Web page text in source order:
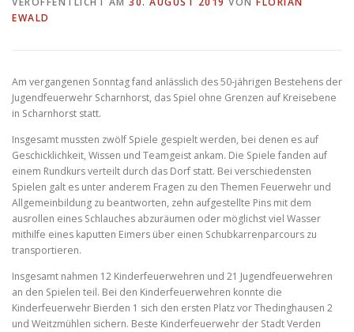
TIPPS/TRICKS
EWALD
Am vergangenen Sonntag fand anlässlich des 50-jährigen Bestehens der
Jugendfeuerwehr Scharnhorst, das Spiel ohne Grenzen auf Kreisebene
in Scharnhorst statt.
Insgesamt mussten zwölf Spiele gespielt werden, bei denen es auf
Geschicklichkeit, Wissen und Teamgeist ankam. Die Spiele fanden auf
einem Rundkurs verteilt durch das Dorf statt. Bei verschiedensten
Spielen galt es unter anderem Fragen zu den Themen Feuerwehr und
Allgemeinbildung zu beantworten, zehn aufgestellte Pins mit dem
ausrollen eines Schlauches abzuräumen oder möglichst viel Wasser
mithilfe eines kaputten Eimers über einen Schubkarrenparcours zu
transportieren.
Insgesamt nahmen 12 Kinderfeuerwehren und 21 Jugendfeuerwehren
an den Spielen teil. Bei den Kinderfeuerwehren konnte die
Kinderfeuerwehr Bierden 1 sich den ersten Platz vor Thedinghausen 2
und Weitzmühlen sichern. Beste Kinderfeuerwehr der Stadt Verden